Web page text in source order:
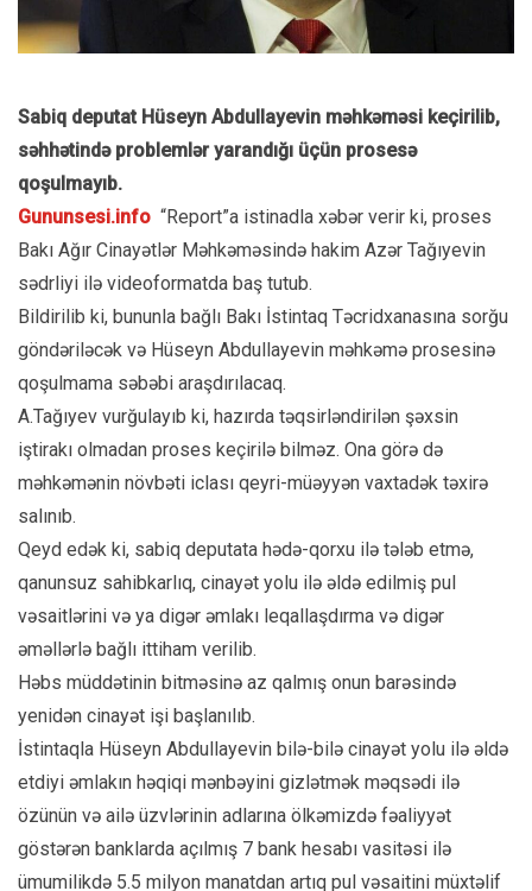
Sabiq deputat Hüseyn Abdullayevin məhkəməsi keçirilib,
səhhətində problemlər yarandığı üçün prosesə
qoşulmayıb.
Gununsesi.info “Report”a istinadla xəbər verir ki, proses
Bakı Ağır Cinayətlər Məhkəməsində hakim Azər Tağıyevin
sədrliyi ilə videoformatda baş tutub.
Bildirilib ki, bununla bağlı Bakı İstintaq Təcridxanasına sorğu
göndəriləcək və Hüseyn Abdullayevin məhkəmə prosesinə
qoşulmama səbəbi araşdırılacaq.
A.Tağıyev vurğulayıb ki, hazırda təqsirləndirilən şəxsin
iştirakı olmadan proses keçirilə bilməz. Ona görə də
məhkəmənin növbəti iclası qeyri-müəyyən vaxtadək təxirə
salınıb.
Qeyd edək ki, sabiq deputata hədə-qorxu ilə tələb etmə,
qanunsuz sahibkarlıq, cinayət yolu ilə əldə edilmiş pul
vəsaitlərini və ya digər əmlakı leqallaşdırma və digər
əməllərlə bağlı ittiham verilib.
Həbs müddətinin bitməsinə az qalmış onun barəsində
yenidən cinayət işi başlanılıb.
İstintaqla Hüseyn Abdullayevin bilə-bilə cinayət yolu ilə əldə
etdiyi əmlakın həqiqi mənbəyini gizlətmək məqsədi ilə
özünün və ailə üzvlərinin adlarına ölkəmizdə fəaliyyət
göstərən banklarda açılmış 7 bank hesabı vasitəsi ilə
ümumilikdə 5.5 milyon manatdan artıq pul vəsaitini müxtəlif